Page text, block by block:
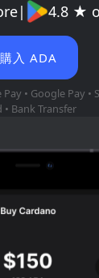
| 4.8 ★
購入 ADA
Pay • Google Pay •
• Bank Transfer